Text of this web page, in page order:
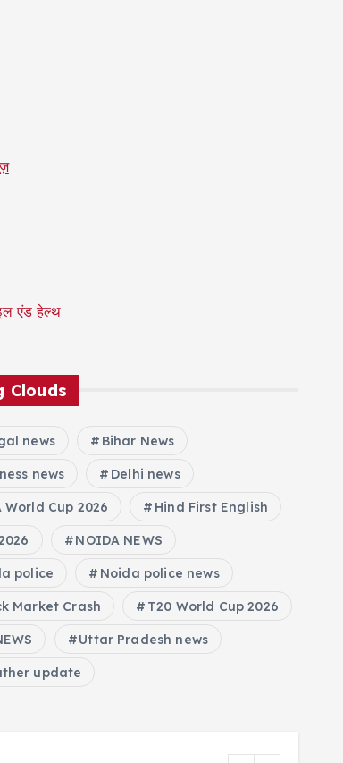
एंड हेल्थ
Clouds
news Bihar News
news Delhi news
World Cup 2026 Hind First English
NOIDA NEWS
police Noida police news
Market Crash T20 World Cup 2026
Uttar Pradesh news
update